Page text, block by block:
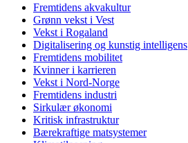
Fremtidens akvakultur
Grønn vekst i Vest
Vekst i Rogaland
Digitalisering og kunstig intelligens
Fremtidens mobilitet
Kvinner i karrieren
Vekst i Nord-Norge
Fremtidens industri
Sirkulær økonomi
Kritisk infrastruktur
Bærekraftige matsystemer